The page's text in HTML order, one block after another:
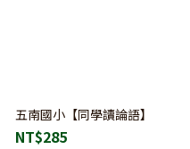
五南國小【同學讀論語】
NT$285